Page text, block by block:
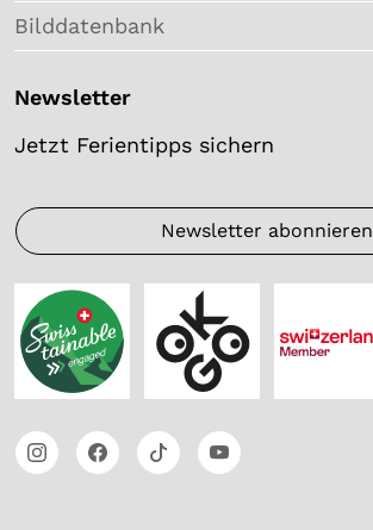
Bilddatenbank
Newsletter
Jetzt Ferientipps sichern
Newsletter abonnieren